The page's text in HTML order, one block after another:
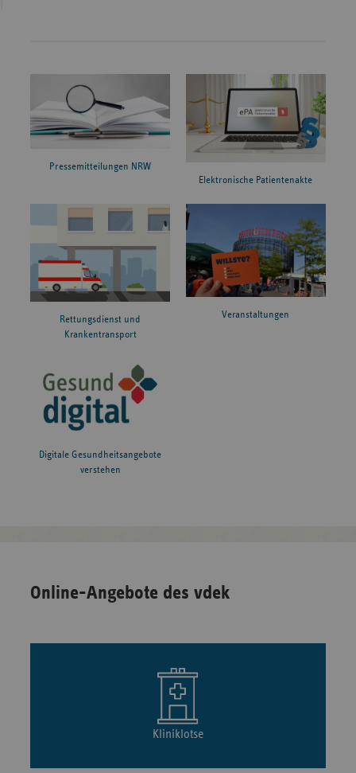
Pressemitteilungen NRW
Elektronische Patientenakte
Rettungsdienst und
Krankentransport
Veranstaltungen
Digitale Gesundheitsangebote
verstehen
Online-Angebote des vdek
Kliniklotse